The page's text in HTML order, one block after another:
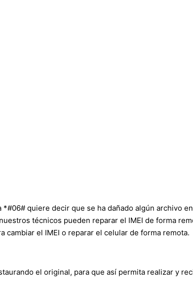
quiere decir que se ha dañado algún archivo
técnicos pueden reparar el IMEI de forma
el IMEI o reparar el celular de forma remota.
el original, para que así permita realizar y